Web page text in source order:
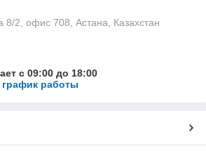
8/2, офис 708, Астана, Казахстан
с 09:00 до 18:00
график работы